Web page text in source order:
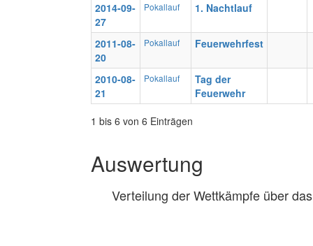
2014-09-
27
Pokallauf 1. Nachtlauf
2011-08-
20
Pokallauf Feuerwehrfest
2010-08-
21
Pokallauf
Tag der
Feuerwehr
1 bis 6 von 6 Einträgen
Auswertung
Verteilung der Wettkämpfe über